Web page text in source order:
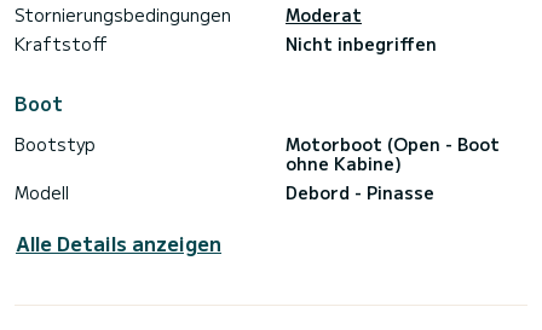
Stornierungsbedingungen
Moderat
Kraftstoff
Nicht inbegriffen
Boot
Bootstyp
Motorboot (Open - Boot
ohne Kabine)
Modell
Debord - Pinasse
Alle Details anzeigen